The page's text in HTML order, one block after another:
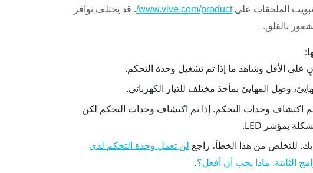
تبويب الملحقات علىwww.vive.com/product/ . قد يختلف توافر
بالقلق.
وصِل المهايئ بمأخذ مختلف للتيار الكهربائي.
تم اكتشاف وحدات التحكم. إذا تم اكتشاف وحدات التحكم لكن
للتخلص من هذا الخطأ، راجع لن تعمل وحدة التحكم لدي
الثابتة. ماذا يجب أن أفعل؟.